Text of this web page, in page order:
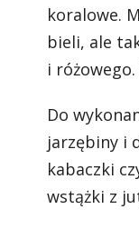
koralowe.
bieli, ale
i
Do
jarzębiny i
kabaczki
wstążki z